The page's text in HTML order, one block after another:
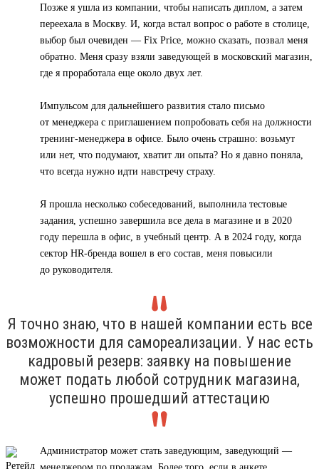
Позже я ушла из компании, чтобы написать диплом, а затем
переехала в Москву. И, когда встал вопрос о работе в столице,
выбор был очевиден — Fix Price, можно сказать, позвал меня
обратно. Меня сразу взяли заведующей в московский магазин,
где я проработала еще около двух лет.
Импульсом для дальнейшего развития стало письмо
от менеджера с приглашением попробовать себя на должности
тренинг-менеджера в офисе. Было очень страшно: возьмут
или нет, что подумают, хватит ли опыта? Но я давно поняла,
что всегда нужно идти навстречу страху.
Я прошла несколько собеседований, выполнила тестовые
задания, успешно завершила все дела в магазине и в 2020
году перешла в офис, в учебный центр. А в 2024 году, когда
сектор HR-бренда вошел в его состав, меня повысили
до руководителя.
Я точно знаю, что в нашей компании есть все
возможности для самореализации. У нас есть
кадровый резерв: заявку на повышение
может подать любой сотрудник магазина,
успешно прошедший аттестацию
Администратор может стать заведующим, заведующий —